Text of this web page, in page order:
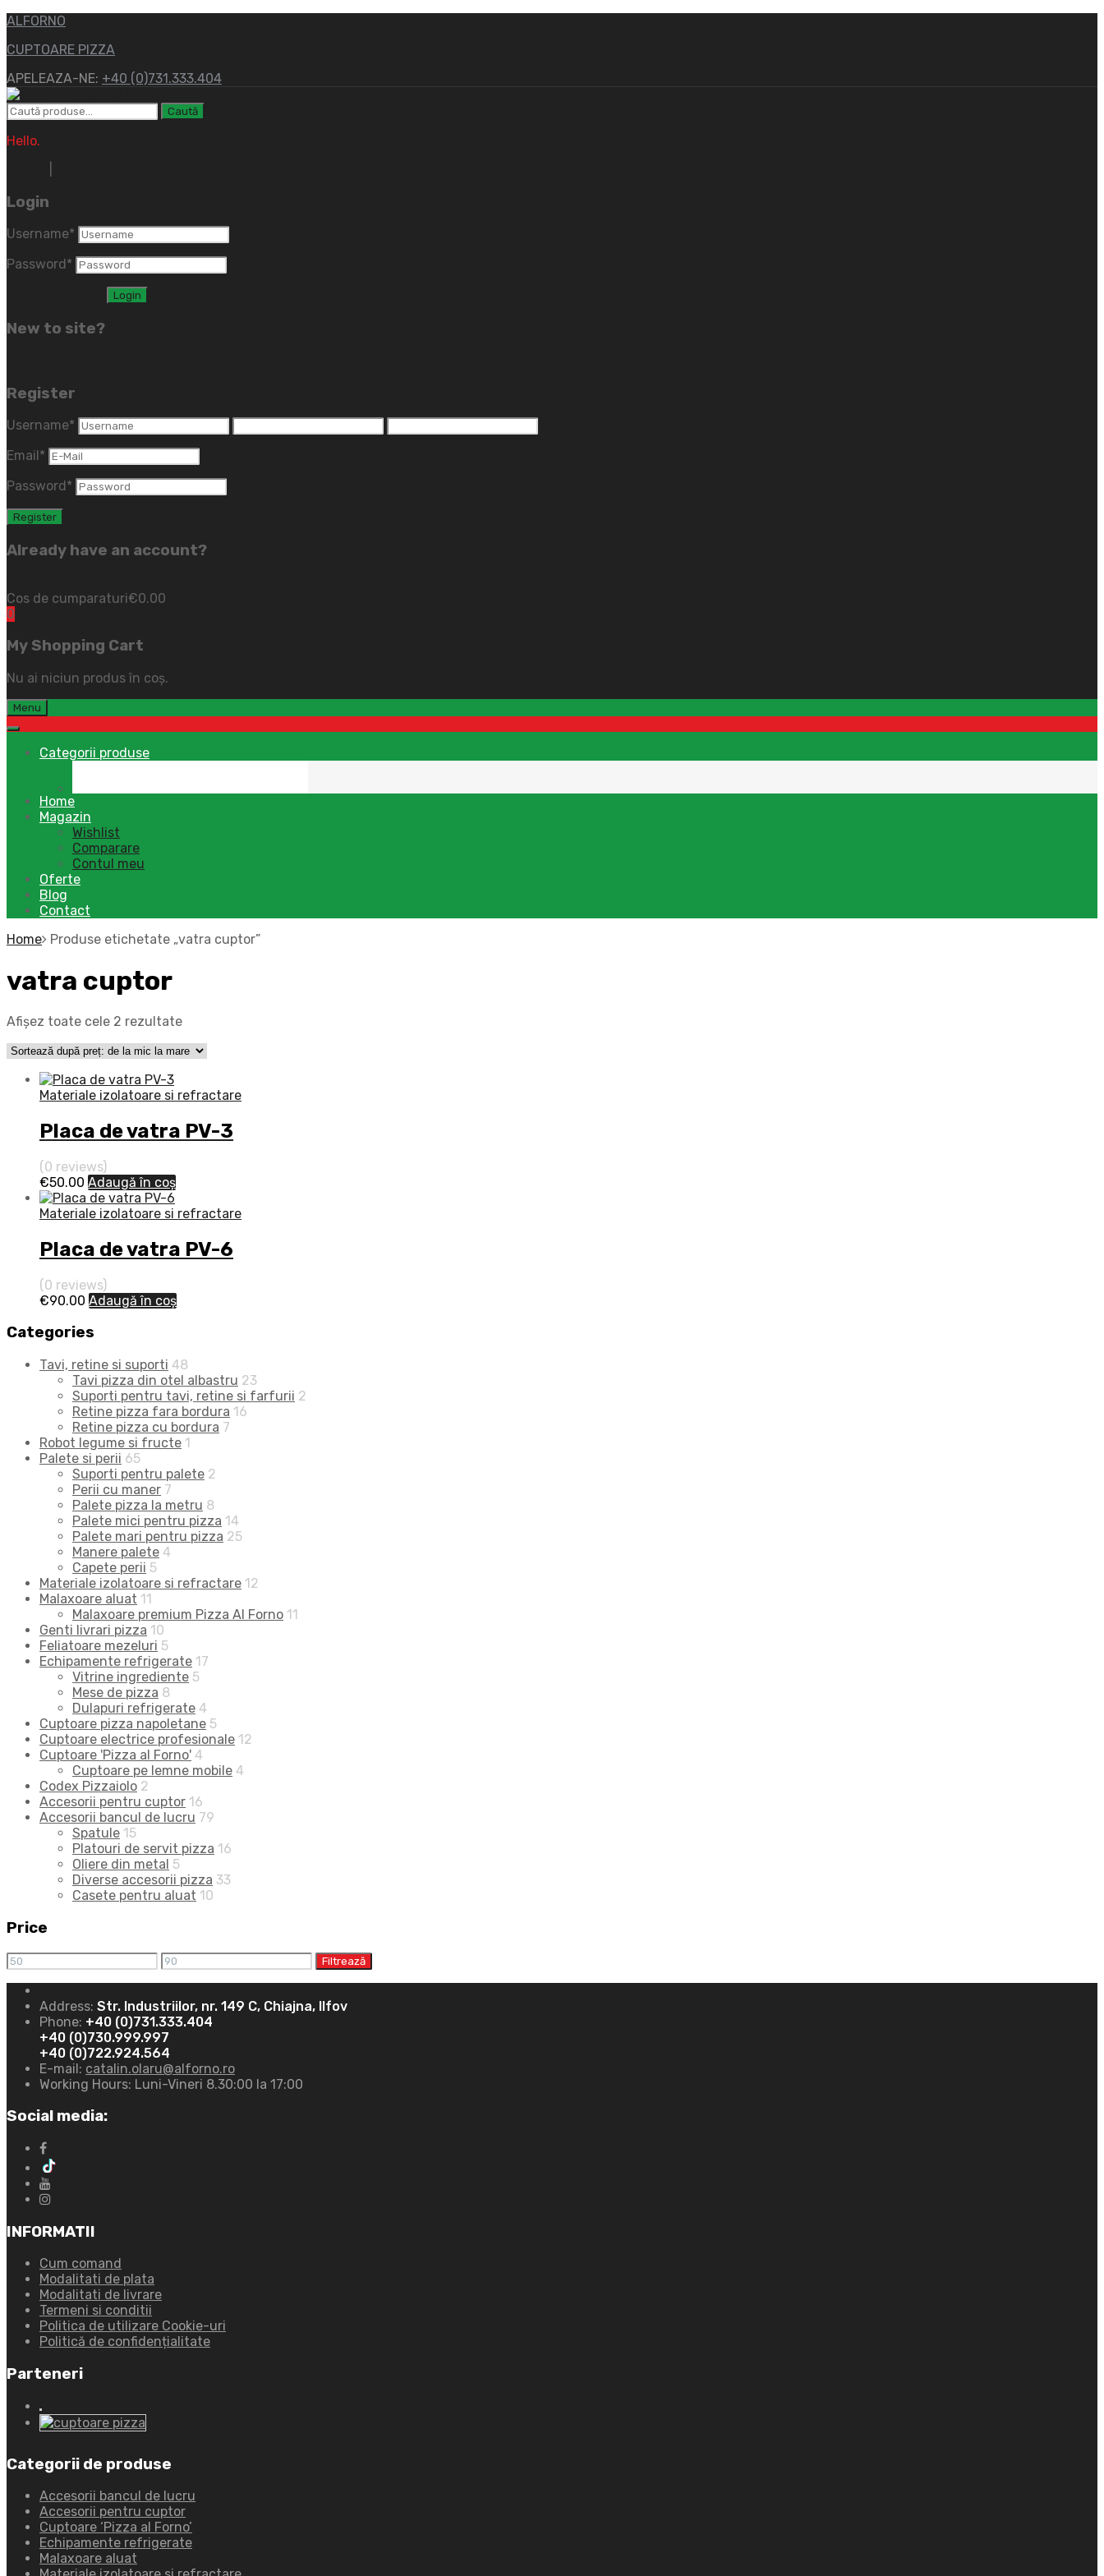
ALFORNO
CUPTOARE PIZZA
APELEAZA-NE: +40 (0)731.333.404
Caută
Hello.
Login
Username*
Password *
New to site?
Register
Username*
Email *
Password *
Already have an account?
Cos de cumparaturi€0.00
0
My Shopping Cart
Nu ai niciun produs în coș.
Menu
Categorii produse
Home
Magazin
Wishlist
Comparare
Contul meu
Oferte
Blog
Contact
Home
Produse etichetate „vatra cuptor”
vatra cuptor
Afișez toate cele 2 rezultate
Materiale izolatoare si refractare
Placa de vatra PV-3
(0 reviews)
€50.00 Adaugă în coș
Materiale izolatoare si refractare
Placa de vatra PV-6
(0 reviews)
€90.00 Adaugă în coș
Categories
Tavi, retine si suporti 48
Tavi pizza din otel albastru 23
Suporti pentru tavi, retine si farfurii 2
Retine pizza fara bordura 16
Retine pizza cu bordura 7
Robot legume si fructe 1
Palete si perii 65
Suporti pentru palete 2
Perii cu maner 7
Palete pizza la metru 8
Palete mici pentru pizza 14
Palete mari pentru pizza 25
Manere palete 4
Capete perii 5
Materiale izolatoare si refractare 12
Malaxoare aluat 11
Malaxoare premium Pizza Al Forno 11
Genti livrari pizza 10
Feliatoare mezeluri 5
Echipamente refrigerate 17
Vitrine ingrediente 5
Mese de pizza 8
Dulapuri refrigerate 4
Cuptoare pizza napoletane 5
Cuptoare electrice profesionale 12
Cuptoare 'Pizza al Forno' 4
Cuptoare pe lemne mobile 4
Codex Pizzaiolo 2
Accesorii pentru cuptor 16
Accesorii bancul de lucru 79
Spatule 15
Platouri de servit pizza 16
Oliere din metal 5
Diverse accesorii pizza 33
Casete pentru aluat 10
Price
Filtrează
Address: Str. Industriilor, nr. 149 C, Chiajna, Ilfov
Phone: +40 (0)731.333.404
+40 (0)730.999.997
+40 (0)722.924.564
E-mail: catalin.olaru@alforno.ro
Working Hours: Luni-Vineri 8.30:00 la 17:00
Social media:
INFORMATII
Cum comand
Modalitati de plata
Modalitati de livrare
Termeni si conditii
Politica de utilizare Cookie-uri
Politică de confidențialitate
Parteneri
Accesorii bancul de lucru
Accesorii pentru cuptor
Cuptoare ‘Pizza al Forno’
Echipamente refrigerate